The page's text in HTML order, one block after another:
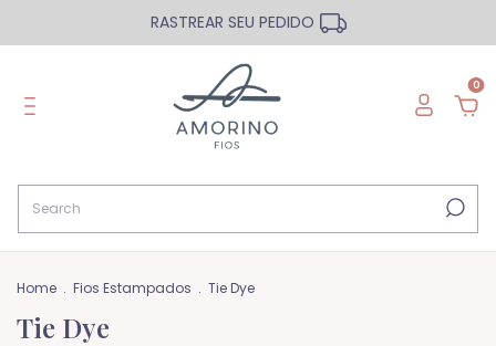
RASTREAR SEU PEDIDO
0
Home . Fios Estampados . Tie Dye
Tie Dye